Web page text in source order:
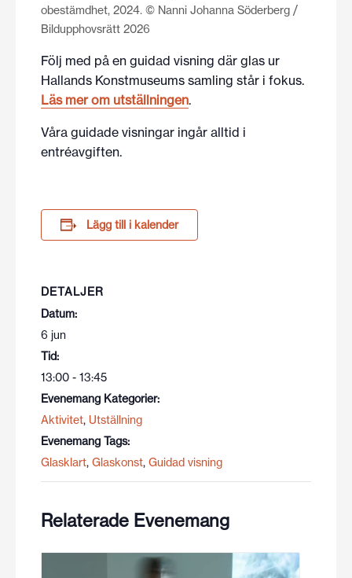
obestämdhet, 2024. © Nanni Johanna Söderberg /
Bildupphovsrätt 2026
Följ med på en guidad visning där glas ur
Hallands Konstmuseums samling står i fokus.
Läs mer om utställningen.
Våra guidade visningar ingår alltid i
entréavgiften.
Lägg till i kalender
DETALJER
Datum:
6 jun
Tid:
13:00 - 13:45
Evenemang Kategorier:
Aktivitet, Utställning
Evenemang Tags:
Glasklart, Glaskonst, Guidad visning
Relaterade Evenemang